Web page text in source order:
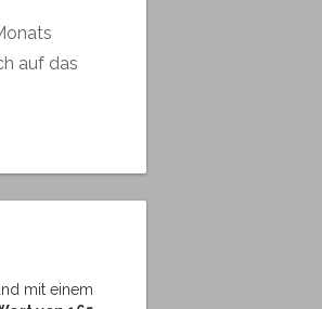
auf das
mit einem